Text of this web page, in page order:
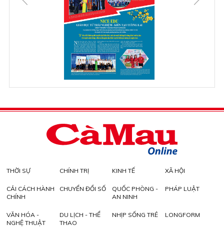
THỜI SỰ CHÍNH TRỊ KINH TẾ XÃ HỘI
CẢI CÁCH HÀNH
CHÍNH
CHUYỂN ĐỔI SỐ
QUỐC PHÒNG -
AN NINH
PHÁP LUẬT
VĂN HÓA -
NGHỆ THUẬT
DU LỊCH - THỂ
THAO
NHỊP SỐNG TRẺ LONGFORM